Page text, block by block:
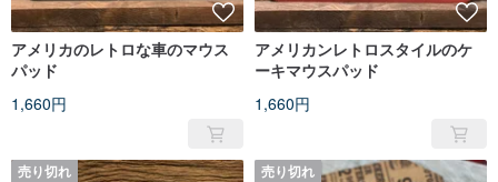
アメリカのレトロな車のマウス
パッド
1,660円
アメリカンレトロスタイルのケ
ーキマウスパッド
1,660円
売り切れ 売り切れ